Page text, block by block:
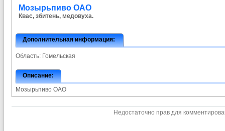
Мозырьпиво ОАО
Квас, збитень, медовуха.
Дополнительная информация:
Область: Гомельская
Описание:
Мозырьпиво ОАО
Недостаточно прав для